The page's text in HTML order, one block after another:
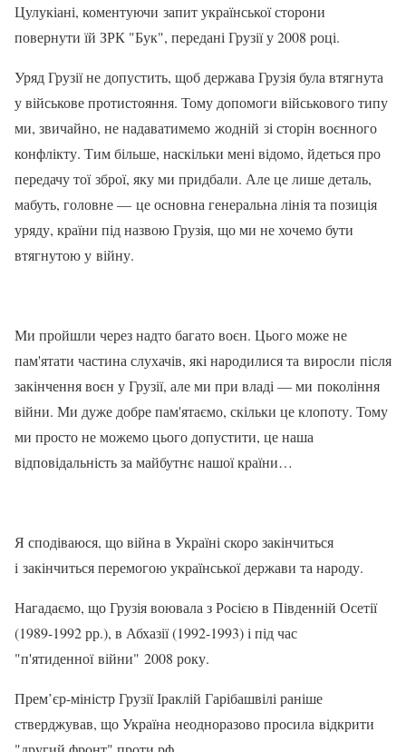
Цулукіані, коментуючи запит української сторони
повернути їй ЗРК "Бук", передані Грузії у 2008 році.
Уряд Грузії не допустить, щоб держава Грузія була втягнута
у військове протистояння. Тому допомоги військового типу
ми, звичайно, не надаватимемо жодній зі сторін воєнного
конфлікту. Тим більше, наскільки мені відомо, йдеться про
передачу тої зброї, яку ми придбали. Але це лише деталь,
мабуть, головне — це основна генеральна лінія та позиція
уряду, країни під назвою Грузія, що ми не хочемо бути
втягнутою у війну.
Ми пройшли через надто багато воєн. Цього може не
пам'ятати частина слухачів, які народилися та виросли після
закінчення воєн у Грузії, але ми при владі — ми покоління
війни. Ми дуже добре пам'ятаємо, скільки це клопоту. Тому
ми просто не можемо цього допустити, це наша
відповідальність за майбутнє нашої країни…
Я сподіваюся, що війна в Україні скоро закінчиться
і закінчиться перемогою української держави та народу.
Нагадаємо, що Грузія воювала з Росією в Південній Осетії
(1989-1992 рр.), в Абхазії (1992-1993) і під час
"п'ятиденної війни" 2008 року.
Прем’єр-міністр Грузії Іраклій Гарібашвілі раніше
стверджував, що Україна неодноразово просила відкрити